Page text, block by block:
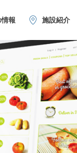
報 施設紹介